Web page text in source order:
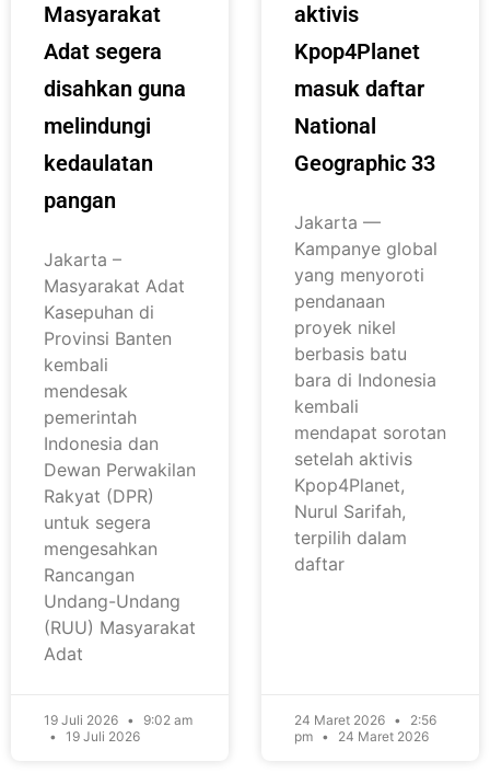
Masyarakat
Adat segera
disahkan guna
melindungi
kedaulatan
pangan
Jakarta –
Masyarakat Adat
Kasepuhan di
Provinsi Banten
kembali
mendesak
pemerintah
Indonesia dan
Dewan Perwakilan
Rakyat (DPR)
untuk segera
mengesahkan
Rancangan
Undang-Undang
(RUU) Masyarakat
Adat
19 Juli 2026
9:02 am
19 Juli 2026
aktivis
Kpop4Planet
masuk daftar
National
Geographic 33
Jakarta —
Kampanye global
yang menyoroti
pendanaan
proyek nikel
berbasis batu
bara di Indonesia
kembali
mendapat sorotan
setelah aktivis
Kpop4Planet,
Nurul Sarifah,
terpilih dalam
daftar
24 Maret 2026
2:56
pm
24 Maret 2026